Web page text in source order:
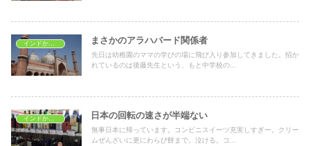
まさかのアラハバード関係者
先日は幼稚園のママの学びの場に飛び入り参加してきました。招か
れているのは後藤先生という、もと中学校の...
インドから一時帰国 日本の回転の速さが半端ない
無事日本に帰っています。コンビニスイーツ充実しすぎー。クリー
ムぜんざいに更にわらび餅まで。泣ける。コ...